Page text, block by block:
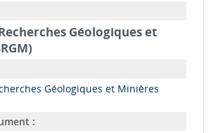
Géologiques et
Géologiques et Minières
: